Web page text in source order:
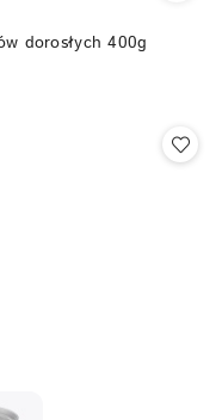
dorosłych 400g